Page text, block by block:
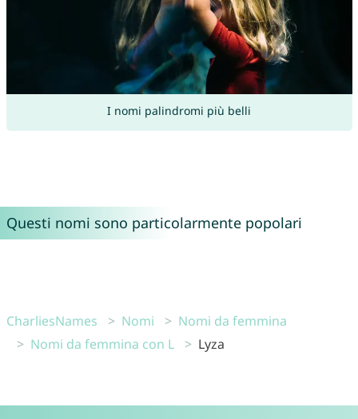
I nomi palindromi più belli
Questi nomi sono particolarmente popolari
CharliesNames Nomi
Nomi da femmina
Nomi da femmina con L
Lyza